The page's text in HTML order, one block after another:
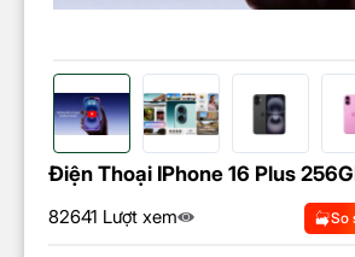
Điện Thoại IPhone 16 Plus
82641 Lượt xem So